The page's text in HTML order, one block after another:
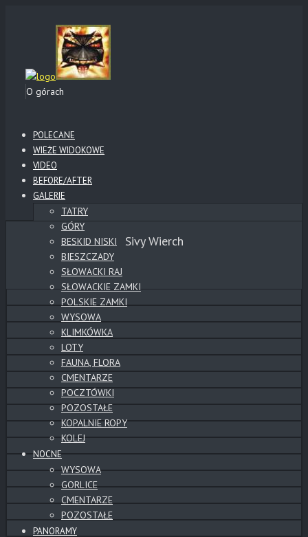
O górach
POLECANE
WIEŻE WIDOKOWE
VIDEO
BEFORE/AFTER
GALERIE
TATRY
GÓRY
BESKID NISKI
BIESZCZADY
SŁOWACKI RAJ
SŁOWACKIE ZAMKI
POLSKIE ZAMKI
WYSOWA
KLIMKÓWKA
LOTY
FAUNA, FLORA
CMENTARZE
POCZTÓWKI
POZOSTAŁE
KOPALNIE ROPY
KOLEJ
NOCNE
WYSOWA
GORLICE
CMENTARZE
POZOSTAŁE
PANORAMY
Sivy Wierch